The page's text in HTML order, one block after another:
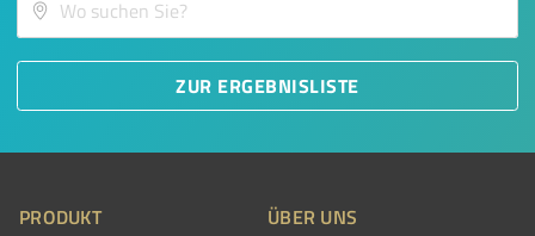
ZUR ERGEBNISLISTE
PRODUKT ÜBER UNS